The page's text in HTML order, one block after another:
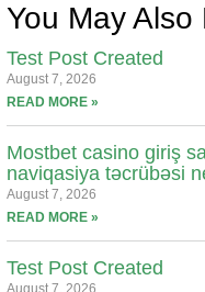
You May Also
Test Post Created
August 7, 2026
READ MORE »
Mostbet casino giriş
naviqasiya təcrübəsi
August 7, 2026
READ MORE »
Test Post Created
August 7, 2026